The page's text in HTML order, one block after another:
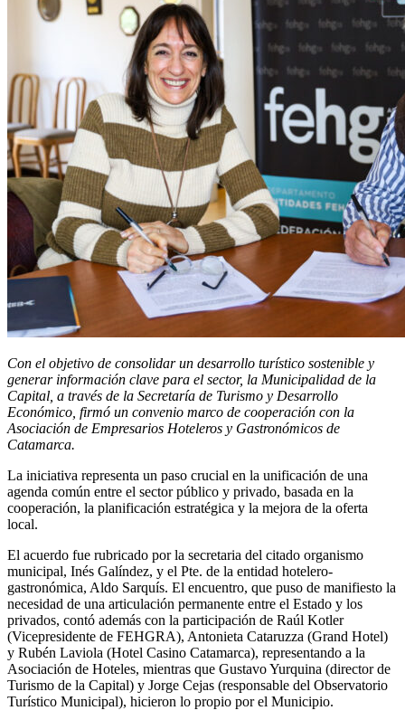
Con el objetivo de consolidar un desarrollo turístico sostenible y
generar información clave para el sector, la Municipalidad de la
Capital, a través de la Secretaría de Turismo y Desarrollo
Económico, firmó un convenio marco de cooperación con la
Asociación de Empresarios Hoteleros y Gastronómicos de
Catamarca.
La iniciativa representa un paso crucial en la unificación de una
agenda común entre el sector público y privado, basada en la
cooperación, la planificación estratégica y la mejora de la oferta
local.
El acuerdo fue rubricado por la secretaria del citado organismo
municipal, Inés Galíndez, y el Pte. de la entidad hotelero-
gastronómica, Aldo Sarquís. El encuentro, que puso de manifiesto la
necesidad de una articulación permanente entre el Estado y los
privados, contó además con la participación de Raúl Kotler
(Vicepresidente de FEHGRA), Antonieta Cataruzza (Grand Hotel)
y Rubén Laviola (Hotel Casino Catamarca), representando a la
Asociación de Hoteles, mientras que Gustavo Yurquina (director de
Turismo de la Capital) y Jorge Cejas (responsable del Observatorio
Turístico Municipal), hicieron lo propio por el Municipio.